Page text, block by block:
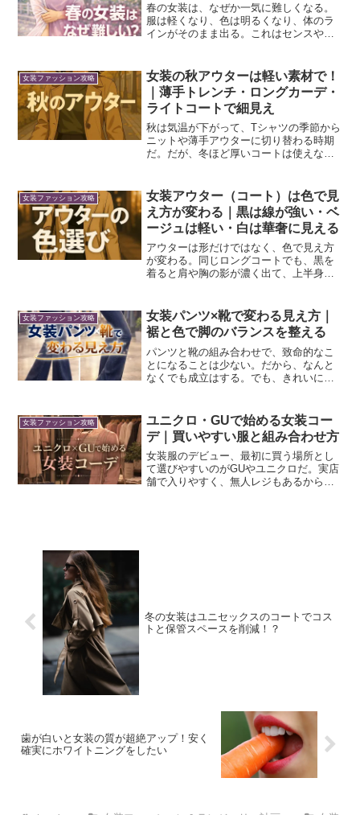
春の女装は、なぜか一気に難しくなる。
服は軽くなり、色は明るくなり、体のラ
インがそのまま出る。これはセンスや経
冬は重ね着で隠せる。夏は薄さを前提に
割り切れる。でも春は、そ...
女装ファッション攻略
女装の秋アウターは軽い素材で！
｜薄手トレンチ・ロングカーデ・
ライトコートで細見え
秋は気温が下がって、Tシャツの季節から
ニットや薄手アウターに切り替わる時期
だ。だが、冬ほど厚いコートは使えない
も秋になると、体のラインが妙に出てし
まってバランスが難しく...
女装ファッション攻略
女装アウター（コート）は色で見
え方が変わる｜黒は線が強い・ベ
ージュは軽い・白は華奢に見える
アウターは形だけではなく、色で見え方
が変わる。同じロングコートでも、黒を
着ると肩や胸の影が濃く出て、上半身が
い雰囲気になる。白を着ると影がほとん
ど出ず、肩幅や胸の境目が...
女装ファッション攻略
女装パンツ×靴で変わる見え方｜
裾と色で脚のバランスを整える
パンツと靴の組み合わせで、致命的なこ
とになることは少ない。だから、なんと
なくでも成立はする。でも、きれいに見
いテクニックではないく、裾の長さと靴
との位置関係と、パンツと...
女装ファッション攻略
ユニクロ・GUで始める女装コー
デ｜買いやすい服と組み合わせ方
女装服のデビュー、最初に買う場所とし
て選びやすいのがGUやユニクロだ。実店
舗で入りやすく、無人レジもあるから会
冬の女装はユニセックスのコートでコス
トと保管スペースを削減！？
歯が白いと女装の質が超絶アップ！安く
確実にホワイトニングをしたい